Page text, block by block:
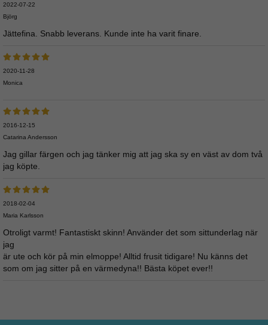
2022-07-22
Björg
Jättefina. Snabb leverans. Kunde inte ha varit finare.
2020-11-28
Monica
2016-12-15
Catarina Andersson
Jag gillar färgen och jag tänker mig att jag ska sy en väst av dom två
jag köpte.
2018-02-04
Maria Karlsson
Otroligt varmt! Fantastiskt skinn! Använder det som sittunderlag när
jag
är ute och kör på min elmoppe! Alltid frusit tidigare! Nu känns det
som om jag sitter på en värmedyna!! Bästa köpet ever!!